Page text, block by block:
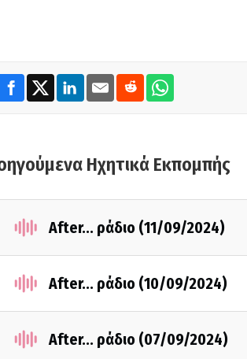
Ηχητικά Εκπομπής
After... ράδιο (11/09/2024)
After... ράδιο (10/09/2024)
After... ράδιο (07/09/2024)